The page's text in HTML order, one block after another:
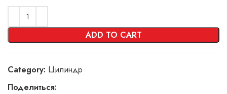
ADD TO CART
Category: Цилиндр
Поделиться: